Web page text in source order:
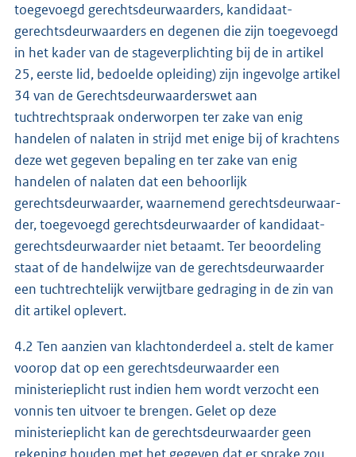
toegevoegd gerechtsdeurwaarders, kandidaat-
gerechtsdeurwaar­ders en degenen die zijn toegevoegd
in het kader van de stageverplichting bij de in artikel
25, eerste lid, bedoelde opleiding) zijn ingevolge artikel
34 van de Gerechtsdeurwaar­ders­­wet aan
tuchtrechtspraak onderworpen ter zake van enig
handelen of nalaten in strijd met enige bij of krachtens
deze wet gegeven bepaling en ter zake van enig
handelen of nalaten dat een behoorlijk
gerechtsdeurwaarder, waarnemend gerechts­deur­waar­
der, toegevoegd gerechtsdeurwaarder of kandidaat-
gerechtsdeurwaarder niet betaamt. Ter beoordeling
staat of de handelwijze van de gerechtsdeurwaarder
een tuchtrechtelijk verwijtbare gedraging in de zin van
dit artikel oplevert.
4.2 Ten aanzien van klachtonderdeel a. stelt de kamer
voorop dat op een gerechtsdeurwaarder een
ministerieplicht rust indien hem wordt verzocht een
vonnis ten uitvoer te brengen. Gelet op deze
ministerieplicht kan de gerechtsdeurwaarder geen